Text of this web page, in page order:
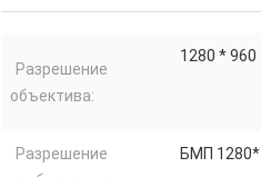
Разрешение
объектива:
1280 * 960
Разрешение
БМП